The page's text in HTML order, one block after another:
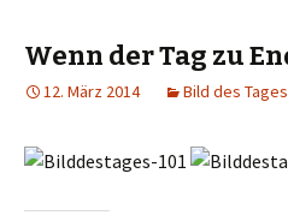
Wenn der Tag zu
12. März 2014 Bild des Tages